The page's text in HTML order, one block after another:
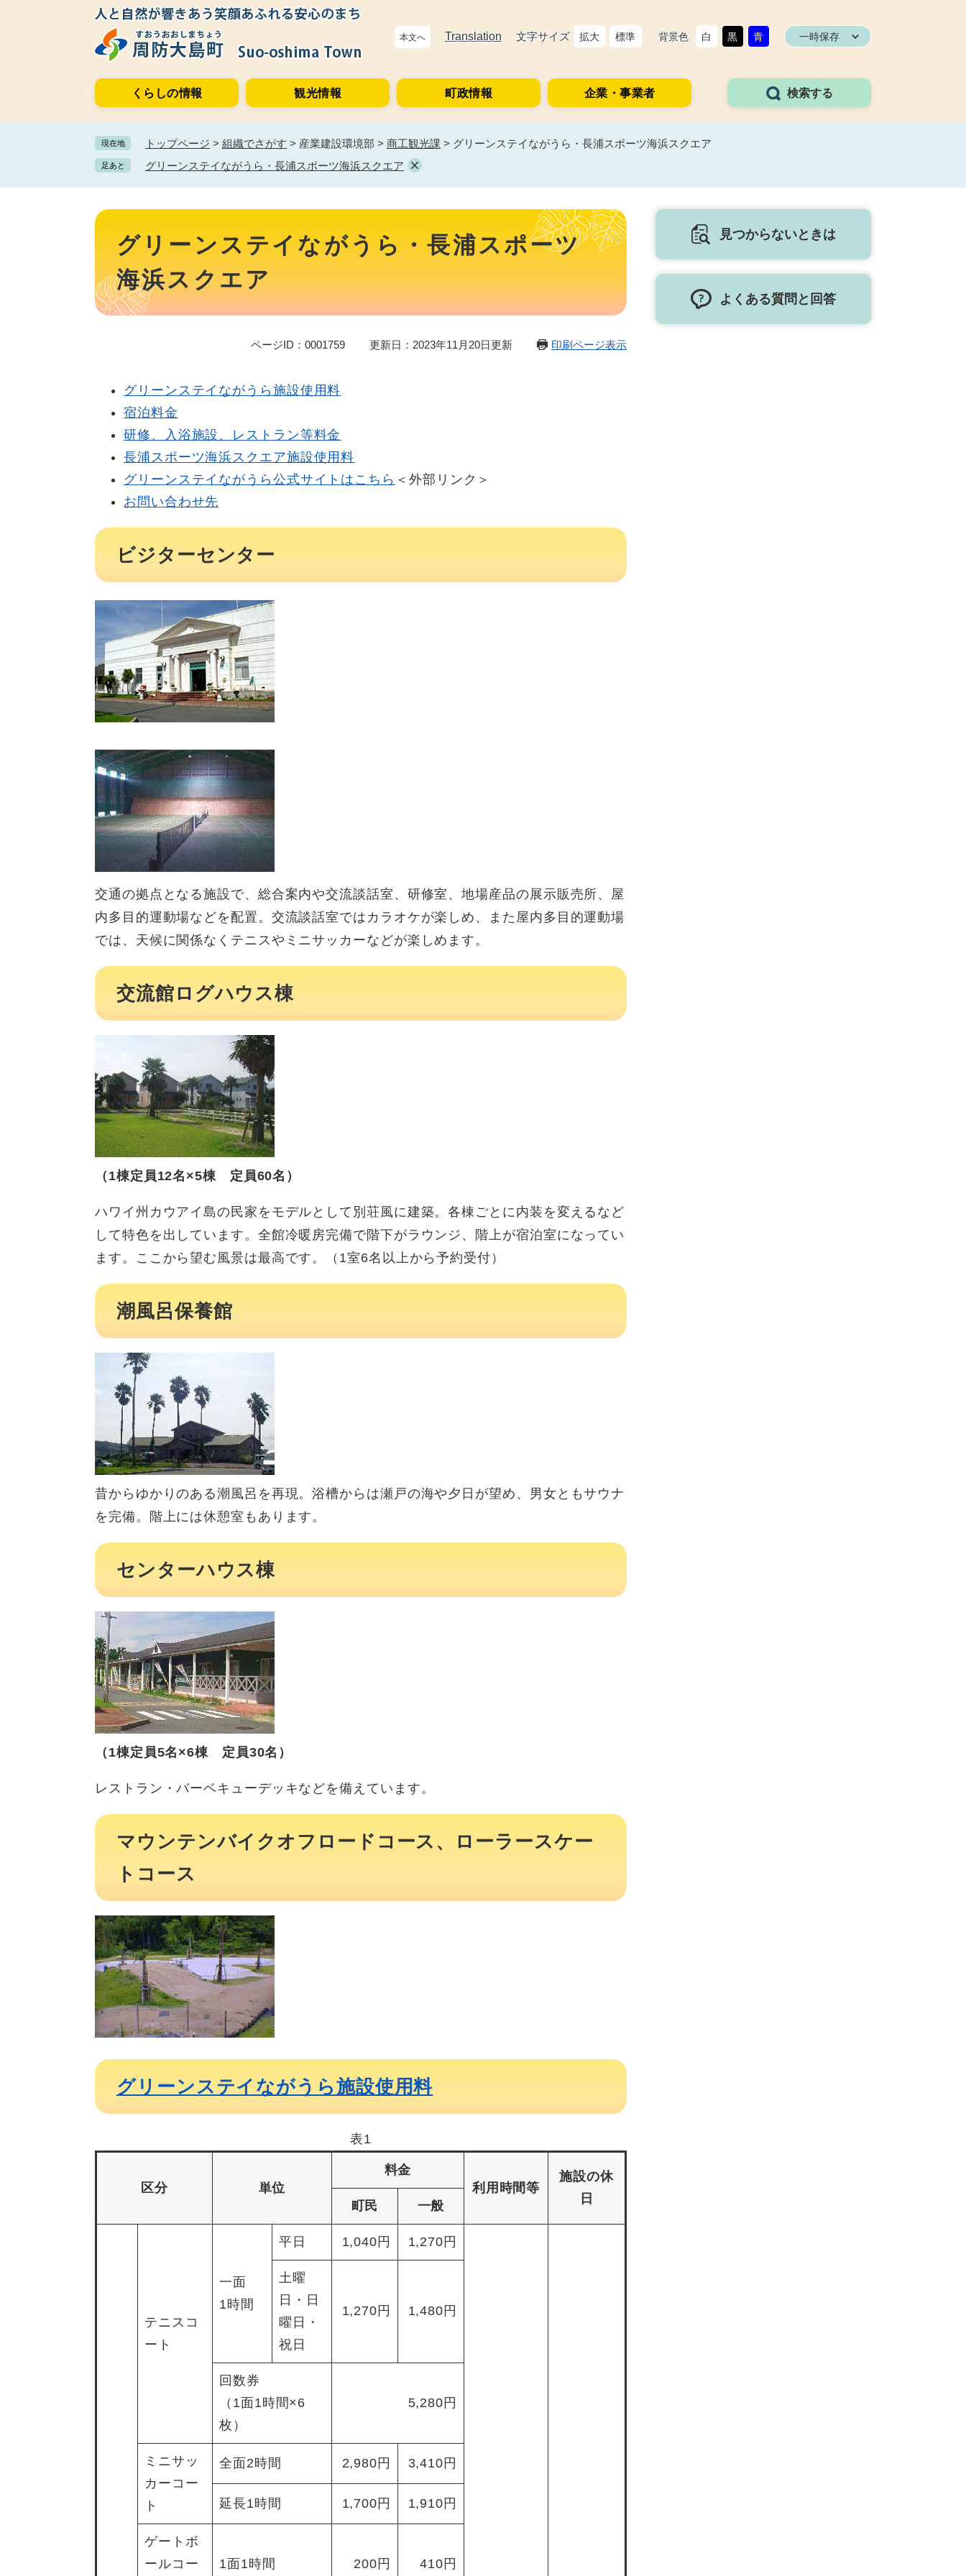
本文へ Translation 文字サイズ 拡大 標準 背景色 白 黒 青 一時保存
くらしの情報 観光情報 町政情報 企業・事業者 検索する
現在地 トップページ > 組織でさがす > 産業建設環境部 > 商工観光課 > グリーンステイながうら・長浦スポーツ海浜スクエア
足あと グリーンステイながうら・長浦スポーツ海浜スクエア
本
グリーンステイながうら・長浦スポーツ
海浜スクエア
ページID：0001759 更新日：2023年11月20日更新 印刷ページ表示
グリーンステイながうら施設使用料
宿泊料金
研修、入浴施設、レストラン等料金
長浦スポーツ海浜スクエア施設使用料
グリーンステイながうら公式サイトはこちら ＜外部リンク＞
お問い合わせ先
ビジターセンター
交通の拠点となる施設で、総合案内や交流談話室、研修室、地場産品の展示販売所、屋
内多目的運動場などを配置。交流談話室ではカラオケが楽しめ、また屋内多目的運動場
では、天候に関係なくテニスやミニサッカーなどが楽しめます。
交流館ログハウス棟
（1棟定員12名×5棟 定員60名）
ハワイ州カウアイ島の民家をモデルとして別荘風に建築。各棟ごとに内装を変えるなど
して特色を出しています。全館冷暖房完備で階下がラウンジ、階上が宿泊室になってい
ます。ここから望む風景は最高です。（1室6名以上から予約受付）
潮風呂保養館
昔からゆかりのある潮風呂を再現。浴槽からは瀬戸の海や夕日が望め、男女ともサウナ
を完備。階上には休憩室もあります。
センターハウス棟
（1棟定員5名×6棟 定員30名）
レストラン・バーベキューデッキなどを備えています。
マウンテンバイクオフロードコース、ローラースケー
トコース
グリーンステイながうら施設使用料
表1
区分 単位
料金
利用時間等
施設の休
日
町民 一般
テニスコ
ート
一面
1時間
平日 1,040円 1,270円
土曜
日・日
曜日・
祝日
1,270円 1,480円
回数券
（1面1時間×6
枚）
5,280円
ミニサッ
カーコー
ト
全面2時間 2,980円 3,410円
延長1時間 1,700円 1,910円
ゲートボ
ールコー
1面1時間 200円 410円
見つからないときは
よくある質問と回答